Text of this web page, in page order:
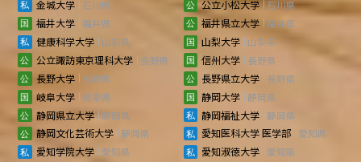
金城大学
石川県 公立小松大学 石川県
福井大学
福井県 福井県立大学 福井県
健康科学大学
山梨県 山梨大学 山梨県
公立諏訪東京理科大学
長野県 信州大学 長野県
長野大学
長野県 長野県立大学 長野県
岐阜大学
岐阜県 静岡大学 静岡県
静岡県立大学
静岡県 静岡福祉大学 静岡県
静岡文化芸術大学
静岡県 愛知医科大学 医学部 愛知県
愛知学院大学
愛知県 愛知淑徳大学 愛知県